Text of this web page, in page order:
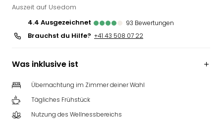
Auszeit auf Usedom
4.4
ausgezeichnet 93 Bewertungen
Brauchst du Hilfe? +41 43 508 07 22
Was inklusive ist
Übernachtung im Zimmer deiner Wahl
Tägliches Frühstück
Nutzung des Wellnessbereichs